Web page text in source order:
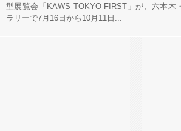
型展覧会「KAWS TOKYO FIRST」が、六本木
ラリーで7月16日から10月11日...